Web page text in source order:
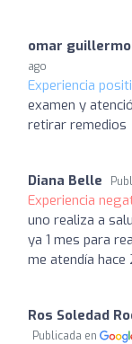
omar
ago
Experiencia
examen y
retirar remedios
Diana Belle
Experiencia
uno realiza a
ya 1 mes para
me atendía hace
Ros Soledad
Publicada en